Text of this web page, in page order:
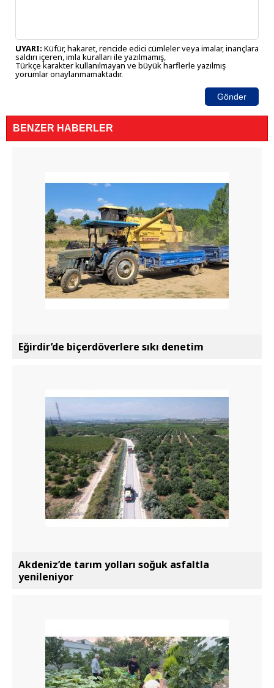
UYARI: Küfür, hakaret, rencide edici cümleler veya imalar, inançlara
saldırı içeren, imla kuralları ile yazılmamış,
Türkçe karakter kullanılmayan ve büyük harflerle yazılmış
yorumlar onaylanmamaktadır.
Gönder
BENZER HABERLER
Eğirdir’de biçerdöverlere sıkı denetim
Akdeniz’de tarım yolları soğuk asfaltla
yenileniyor